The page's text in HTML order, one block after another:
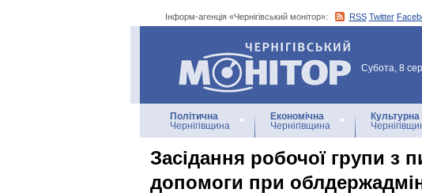
Інформ-агенція «Чернігівський монітор»: RSS Twitter
Інформ-агенція
«Чернігівський монітор»
Субота, 8
Політична
Чернігівщина
Економічна
Чернігівщина
Культурна
Засідання робочої групи з
допомоги при